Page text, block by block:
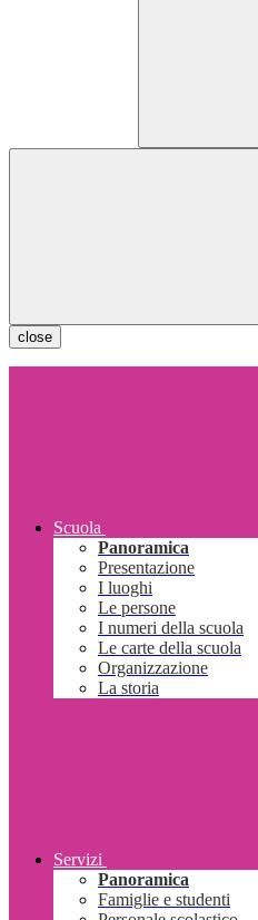
close
Scuola
Panoramica
Presentazione
I luoghi
Le persone
I numeri della scuola
Le carte della scuola
Organizzazione
La storia
Servizi
Panoramica
Famiglie e studenti